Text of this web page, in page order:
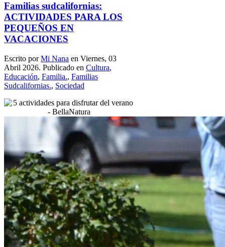
Familias sudcalifornias:
ACTIVIDADES PARA LOS
PEQUEÑOS EN
VACACIONES
Escrito porMi Nana en Viernes, 03
Abril 2026. Publicado en Cultura,
Educación, Familia., Familias
Sudcalifornias., Sociedad